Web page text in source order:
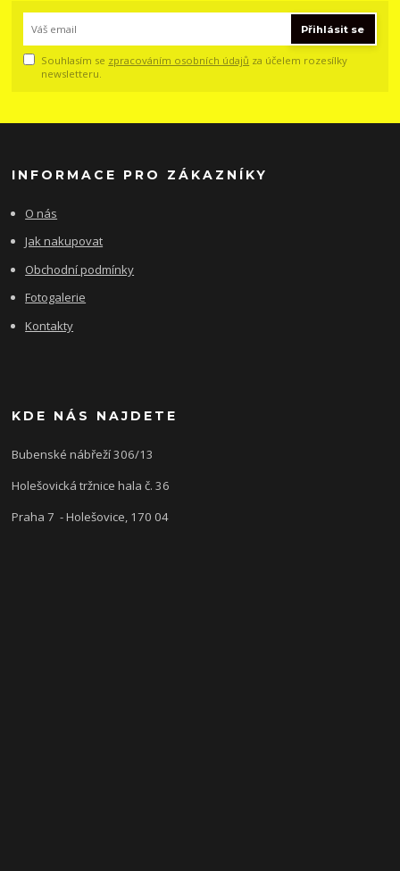
Přihlásit se
Souhlasím se zpracováním osobních údajů za účelem rozesílky
newsletteru.
INFORMACE PRO ZÁKAZNÍKY
O nás
Jak nakupovat
Obchodní podmínky
Fotogalerie
Kontakty
KDE NÁS NAJDETE
Bubenské nábřeží 306/13
Holešovická tržnice hala č. 36
Praha 7 - Holešovice, 170 04